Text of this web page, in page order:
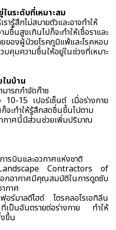
นระดับที่เหมาะสม
ารู้สึกไม่สบายตัวและอาจทำให้
ชื้นสูงเกินไปก็จะทำให้เชื้อราและ
ของผู้ป่วยโรคภูมิแพ้และโรคหอบ
คุมความชื้นให้อยู่ในช่วงที่เหมาะ
นบ้าน
ารถกำจัดก๊าซ
10-15 เปอร์เซ็นต์ เมื่อร่างกาย
จะทำให้รู้สึกสดชื่นขึ้นไปตาม
กาศนี้มีส่วนช่วยเพิ่มปริมาณ
รบินและอวกาศแห่งชาติ
Contractors of
อากาศมีคุณสมบัติในการดูดซับ
กาศ
ร์มาลดีไฮด์ ไตรคลอโรเอทิลีน
นอันตรายต่อร่างกาย ทำให้
ขึ้น